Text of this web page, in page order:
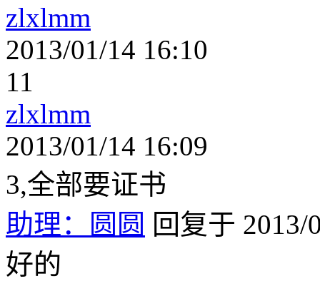
zlxlmm
2013/01/14 16:10
11
zlxlmm
2013/01/14 16:09
3,全部要证书
助理：圆圆 回复于 2013/
好的